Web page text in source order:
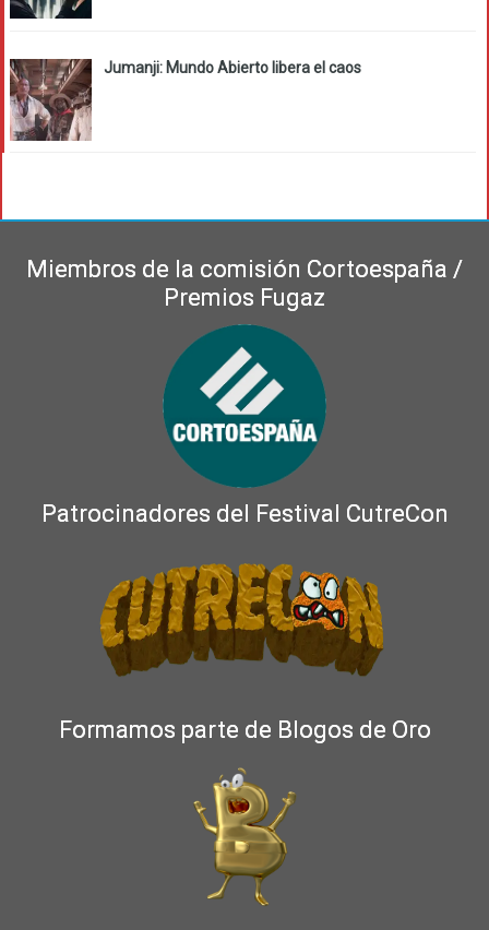
Jumanji: Mundo Abierto libera el caos
Miembros de la comisión Cortoespaña /
Premios Fugaz
Patrocinadores del Festival CutreCon
Formamos parte de Blogos de Oro